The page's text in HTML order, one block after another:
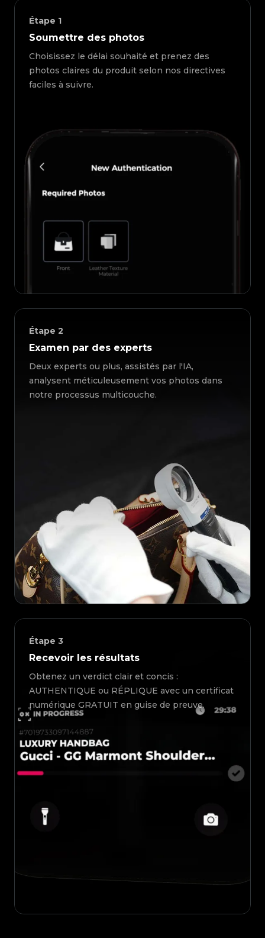
Étape 1
Soumettre des photos
Choisissez le délai souhaité et prenez des
photos claires du produit selon nos directives
faciles à suivre.
Étape 2
Examen par des experts
Deux experts ou plus, assistés par l'IA,
analysent méticuleusement vos photos dans
notre processus multicouche.
Étape 3
Recevoir les résultats
Obtenez un verdict clair et concis :
AUTHENTIQUE ou RÉPLIQUE avec un certificat
numérique GRATUIT en guise de preuve.